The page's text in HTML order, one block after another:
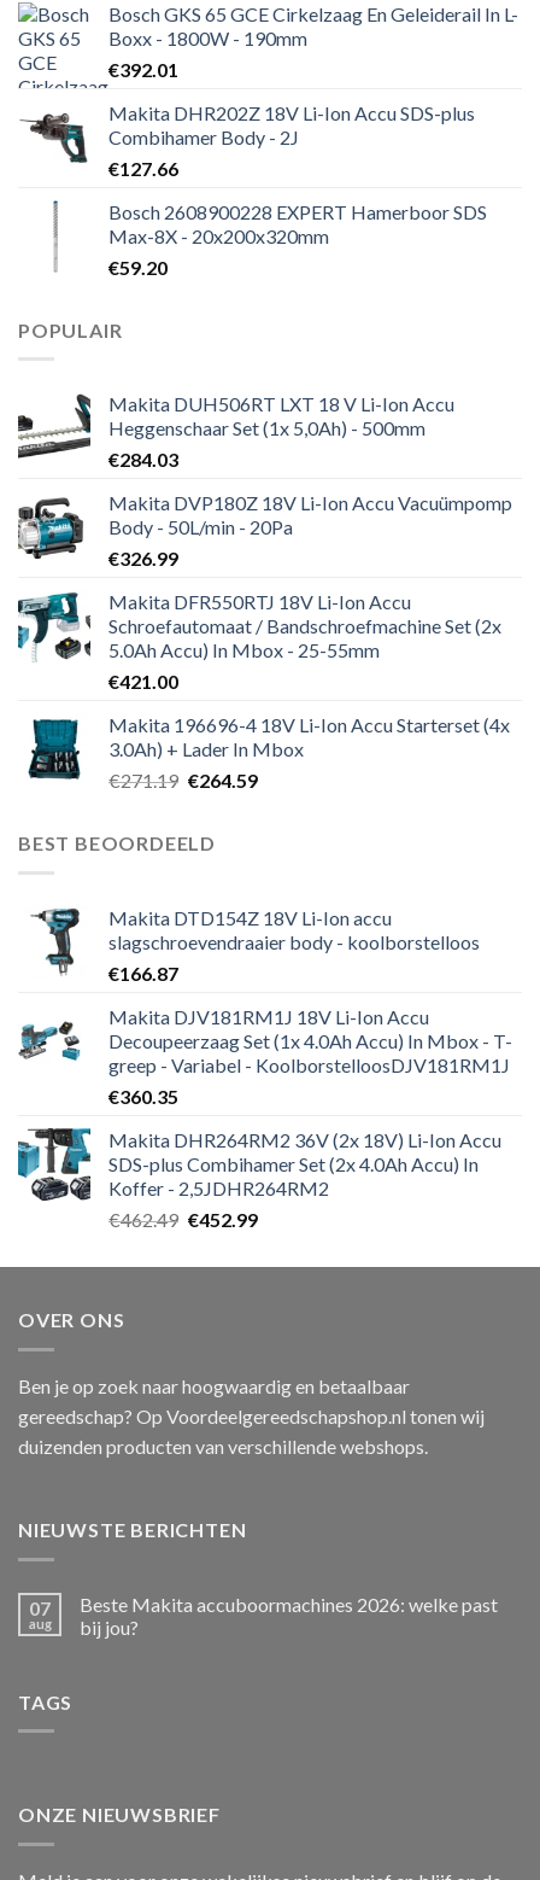
Bosch GKS 65 GCE Cirkelzaag En Geleiderail In L-
Boxx - 1800W - 190mm
€392.01
Makita DHR202Z 18V Li-Ion Accu SDS-plus
Combihamer Body - 2J
€127.66
Bosch 2608900228 EXPERT Hamerboor SDS
Max-8X - 20x200x320mm
€59.20
POPULAIR
Makita DUH506RT LXT 18 V Li-Ion Accu
Heggenschaar Set (1x 5,0Ah) - 500mm
€284.03
Makita DVP180Z 18V Li-Ion Accu Vacuümpomp
Body - 50L/min - 20Pa
€326.99
Makita DFR550RTJ 18V Li-Ion Accu
Schroefautomaat / Bandschroefmachine Set (2x
5.0Ah Accu) In Mbox - 25-55mm
€421.00
Makita 196696-4 18V Li-Ion Accu Starterset (4x
3.0Ah) + Lader In Mbox
€271.19 Oorspronkelijke
€271.19.
€264.59Huidige
BEST BEOORDEELD
Makita DTD154Z 18V Li-Ion accu
slagschroevendraaier body - koolborstelloos
€166.87
Makita DJV181RM1J 18V Li-Ion Accu
Decoupeerzaag Set (1x 4.0Ah Accu) In Mbox - T-
greep - Variabel - KoolborstelloosDJV181RM1J
€360.35
Makita DHR264RM2 36V (2x 18V) Li-Ion Accu
SDS-plus Combihamer Set (2x 4.0Ah Accu) In
Koffer - 2,5JDHR264RM2
€462.49 Oorspronkelijke
was:
€452.99Huidige
is:
OVER ONS
Ben je op zoek naar hoogwaardig en betaalbaar
gereedschap? Op Voordeelgereedschapshop.nl tonen wij
duizenden producten van verschillende webshops.
NIEUWSTE BERICHTEN
07
aug
Beste Makita accuboormachines 2026: welke past
bij jou?
TAGS
ONZE NIEUWSBRIEF